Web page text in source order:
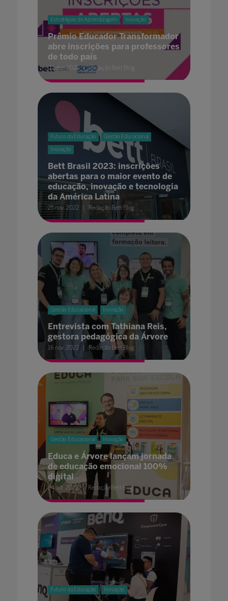
Estratégias de Aprendizagem Inovação
Prêmio Educador Transformador
abre inscrições para professores
de todo país
01 dez. 2022 Redação Bett Blog
Futuro da Educação Gestão Educacional
Inovação
Bett Brasil 2023: inscrições
abertas para o maior evento de
educação, inovação e tecnologia
da América Latina
25 nov. 2022 Redação Bett Blog
Gestão Educacional Inovação
Entrevista com Tathiana Reis,
gestora pedagógica da Árvore
16 nov. 2022 Redação Bett Blog
Gestão Educacional Inovação
Educa e Árvore lançam jornada
de educação emocional 100%
digital
24 out. 2022 Redação Bett Blog
Futuro da Educação Inovação